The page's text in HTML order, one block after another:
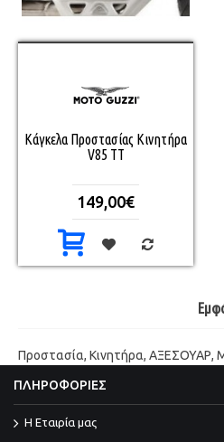
Κάγκελα Προστασίας Κινητήρα
V85 TT
149,00€
Προστασία, Κινητήρα, ΑΞΕΣΟΥΑΡ,
ΠΛΗΡΟΦΟΡΙΕΣ
Η Εταιρία μας